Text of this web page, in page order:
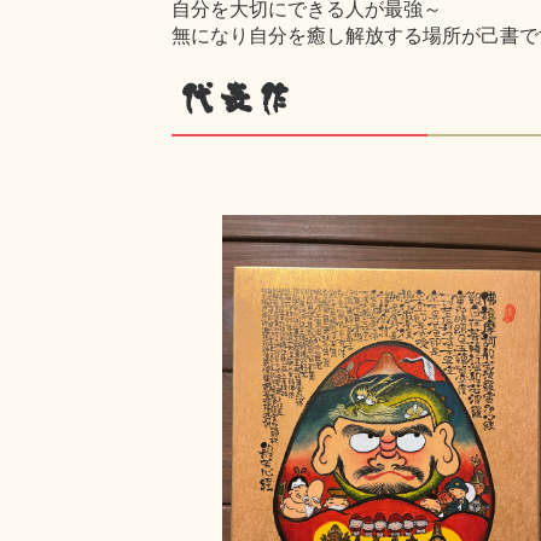
自分を大切にできる人が最強～
無になり自分を癒し解放する場所が己書
代表作